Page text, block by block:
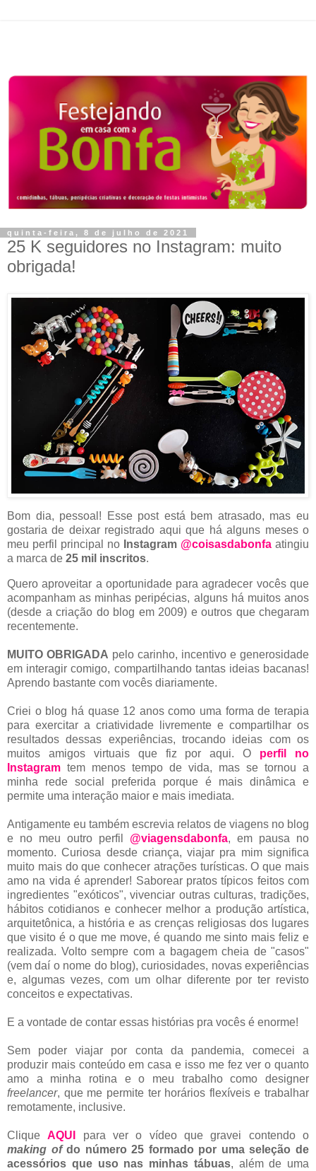
quinta-feira, 8 de julho de 2021
25 K seguidores no Instagram: muito
obrigada!
Bom dia, pessoal! Esse post está bem atrasado, mas eu
gostaria de deixar registrado aqui que há alguns meses o
meu perfil principal no Instagram @coisasdabonfa atingiu
a marca de 25 mil inscritos.
Quero aproveitar a oportunidade para agradecer vocês que
acompanham as minhas peripécias, alguns há muitos anos
(desde a criação do blog em 2009) e outros que chegaram
recentemente.
MUITO OBRIGADA pelo carinho, incentivo e generosidade
em interagir comigo, compartilhando tantas ideias bacanas!
Aprendo bastante com vocês diariamente.
Criei o blog há quase 12 anos como uma forma de terapia
para exercitar a criatividade livremente e compartilhar os
resultados dessas experiências, trocando ideias com os
muitos amigos virtuais que fiz por aqui. O perfil no
Instagram tem menos tempo de vida, mas se tornou a
minha rede social preferida porque é mais dinâmica e
permite uma interação maior e mais imediata.
Antigamente eu também escrevia relatos de viagens no blog
e no meu outro perfil @viagensdabonfa, em pausa no
momento. Curiosa desde criança, viajar pra mim significa
muito mais do que conhecer atrações turísticas. O que mais
amo na vida é aprender! Saborear pratos típicos feitos com
ingredientes "exóticos", vivenciar outras culturas, tradições,
hábitos cotidianos e conhecer melhor a produção artística,
arquitetônica, a história e as crenças religiosas dos lugares
que visito é o que me move, é quando me sinto mais feliz e
realizada. Volto sempre com a bagagem cheia de "casos"
(vem daí o nome do blog), curiosidades, novas experiências
e, algumas vezes, com um olhar diferente por ter revisto
conceitos e expectativas.
E a vontade de contar essas histórias pra vocês é enorme!
Sem poder viajar por conta da pandemia, comecei a
produzir mais conteúdo em casa e isso me fez ver o quanto
amo a minha rotina e o meu trabalho como designer
freelancer, que me permite ter horários flexíveis e trabalhar
remotamente, inclusive.
CliqueAQUI
para ver o vídeo que gravei contendo o
making ofdo número 25 formado por uma seleção de
acessórios que uso nas minhas tábuas, além de uma